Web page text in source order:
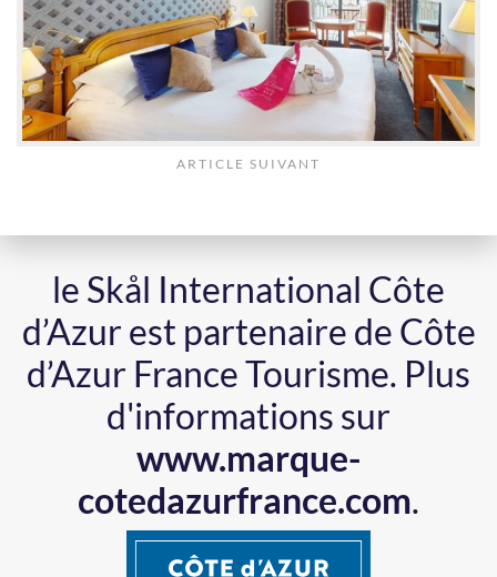
ARTICLE SUIVANT
le Skål International Côte
d’Azur est partenaire de Côte
d’Azur France Tourisme. Plus
d'informations sur
www.marque-
cotedazurfrance.com.